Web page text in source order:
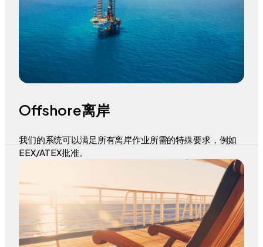
Offshore离岸
我们的系统可以满足所有离岸作业所需的特殊要求，例如
EEX/ATEX批准。